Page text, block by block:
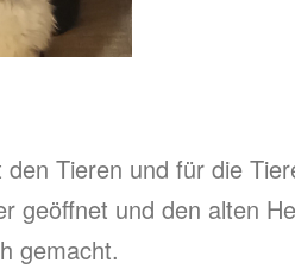
Tieren und für die
geöffnet und den alten
gemacht.